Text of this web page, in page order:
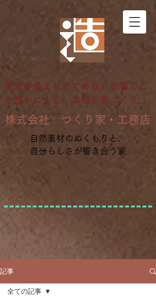
東京多摩エリアであなたの暮らし
を豊かにする、本物の家づくり
自然素材のぬくもりと、
自分らしさが響き合う家
​株式会社 つくり家・工務店
記事
全ての記事